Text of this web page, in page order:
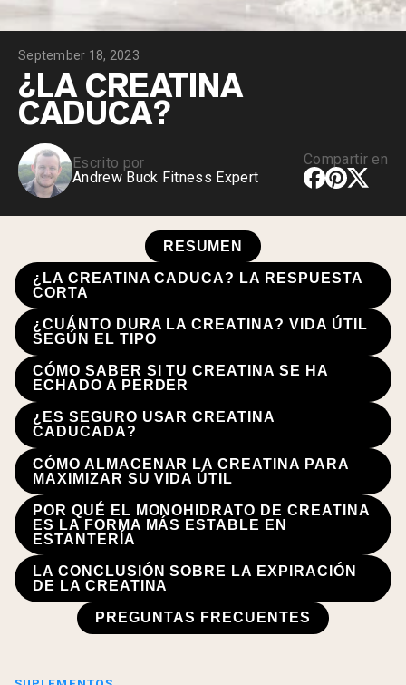
September 18, 2023
¿LA CREATINA
CADUCA?
Escrito por
Andrew Buck Fitness Expert
Compartir en
RESUMEN
¿LA CREATINA CADUCA? LA RESPUESTA
CORTA
¿CUÁNTO DURA LA CREATINA? VIDA ÚTIL
SEGÚN EL TIPO
CÓMO SABER SI TU CREATINA SE HA
ECHADO A PERDER
¿ES SEGURO USAR CREATINA
CADUCADA?
CÓMO ALMACENAR LA CREATINA PARA
MAXIMIZAR SU VIDA ÚTIL
POR QUÉ EL MONOHIDRATO DE CREATINA
ES LA FORMA MÁS ESTABLE EN
ESTANTERÍA
LA CONCLUSIÓN SOBRE LA EXPIRACIÓN
DE LA CREATINA
PREGUNTAS FRECUENTES